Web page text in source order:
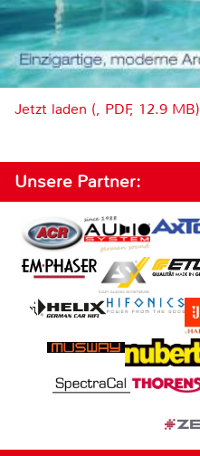
Jetzt laden (, PDF, 12.9 MB)
Unsere Partner: